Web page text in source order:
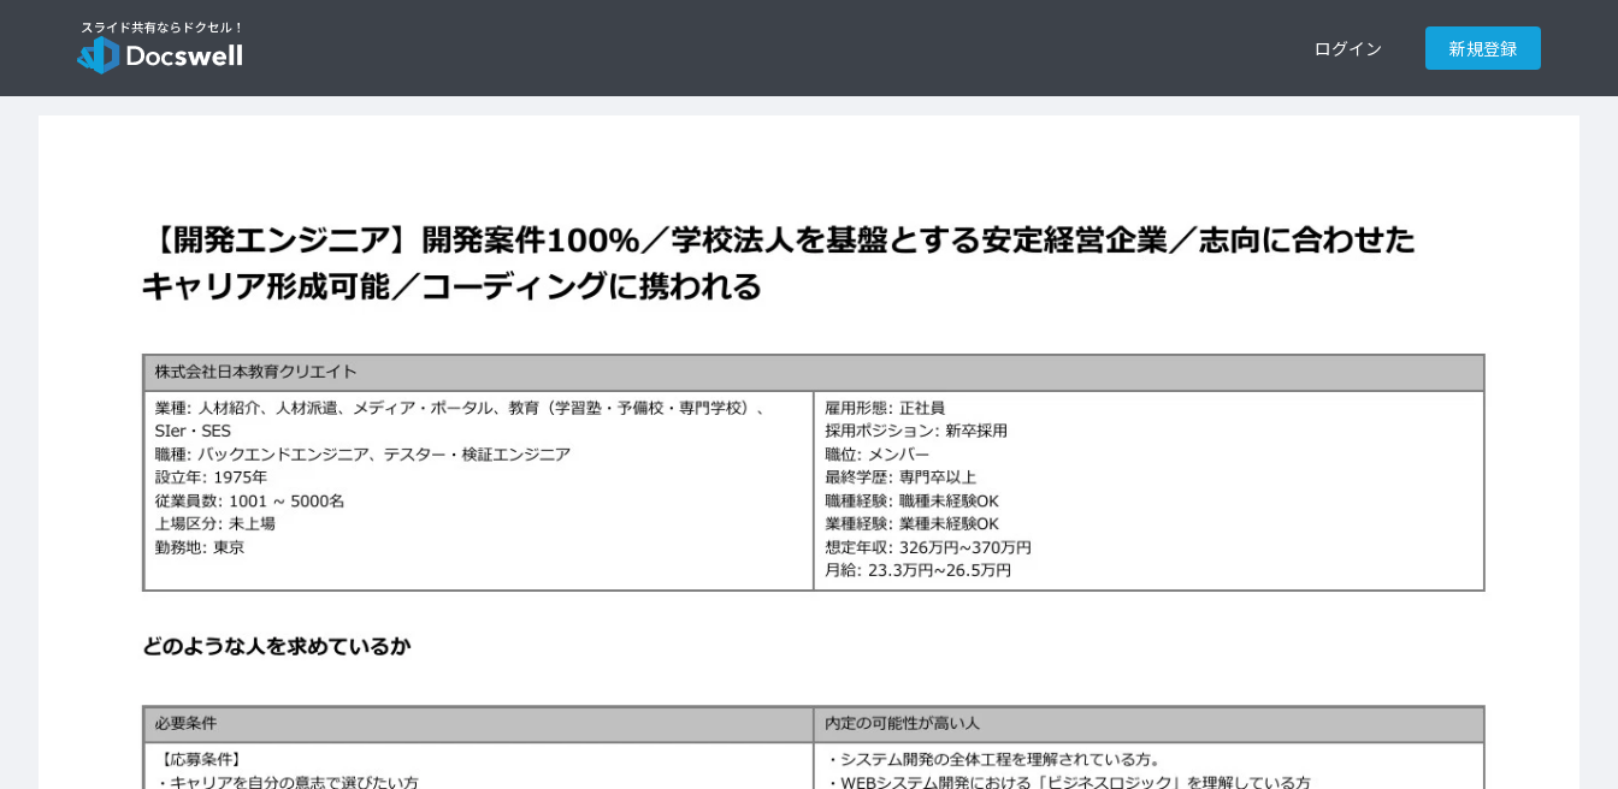
ログイン 新規登録